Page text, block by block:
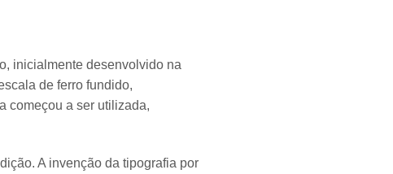
inicialmente desenvolvido na
de ferro fundido,
começou a ser utilizada,
A invenção da tipografia por